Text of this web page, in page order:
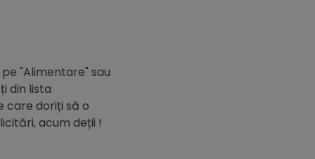
"Alimentare" sau
din lista
care doriți să o
acum deții !